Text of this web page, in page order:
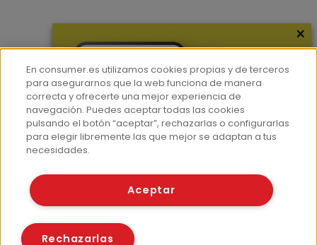
Hemeroteca
Contacto
Prensa
Corpus Lingüístico Consumer
© Fundación EROSKI
Políticas de cookies
×
En consumer.es utilizamos cookies propias y de terceros
para asegurarnos que la web funciona de manera
correcta y ofrecerte una mejor experiencia de
navegación. Puedes aceptar todas las cookies
pulsando el botón “aceptar”, rechazarlas o configurarlas
para elegir libremente las que mejor se adaptan a tus
necesidades.
Aceptar
Rechazarlas